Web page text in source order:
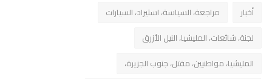
أخبار
مراجعة، السياسة، استيراد، السيارات
لجنة، شائعات، المليشيا، النيل الأزرق
المليشيا، مواطنيين، مقتل، جنوب الجزيرة،